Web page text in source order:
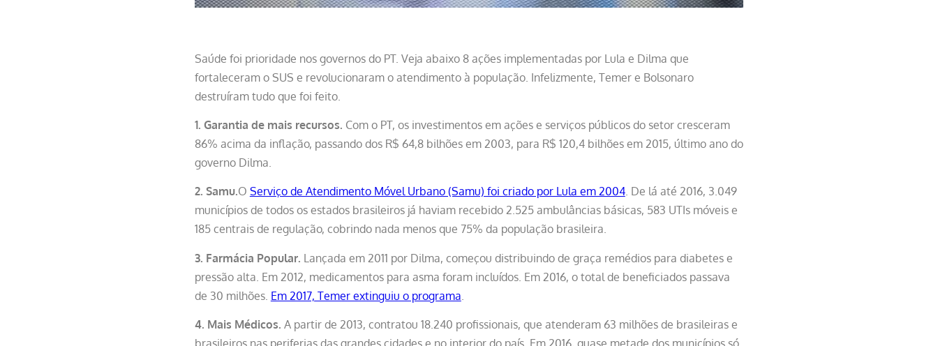
Saúde foi prioridade nos governos do PT. Veja abaixo 8 ações implementadas por Lula e Dilma que
fortaleceram o SUS e revolucionaram o atendimento à população. Infelizmente, Temer e Bolsonaro
destruíram tudo que foi feito.
1. Garantia de mais recursos. Com o PT, os investimentos em ações e serviços públicos do setor cresceram
86% acima da inflação, passando dos R$ 64,8 bilhões em 2003, para R$ 120,4 bilhões em 2015, último ano do
governo Dilma.
2. Samu.O Serviço de Atendimento Móvel Urbano (Samu) foi criado por Lula em 2004. De lá até 2016, 3.049
municípios de todos os estados brasileiros já haviam recebido 2.525 ambulâncias básicas, 583 UTIs móveis e
185 centrais de regulação, cobrindo nada menos que 75% da população brasileira.
3. Farmácia Popular. Lançada em 2011 por Dilma, começou distribuindo de graça remédios para diabetes e
pressão alta. Em 2012, medicamentos para asma foram incluídos. Em 2016, o total de beneficiados passava
de 30 milhões. Em 2017, Temer extinguiu o programa
4. Mais Médicos. A partir de 2013, contratou 18.240 profissionais, que atenderam 63 milhões de brasileiras e